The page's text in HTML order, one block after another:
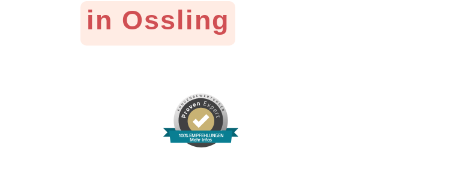
in Ossling
100% EMPFEHLUNGEN
Mehr Infos